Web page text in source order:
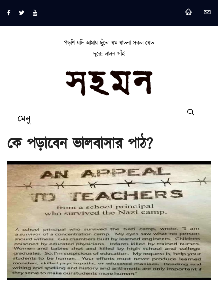
পড়শি যদি আমায় ছুঁতো যম যাতনা সকল যেত
দূরে: লালন সাঁই
মেনু
কে পড়াবেন ভালবাসার পাঠ?